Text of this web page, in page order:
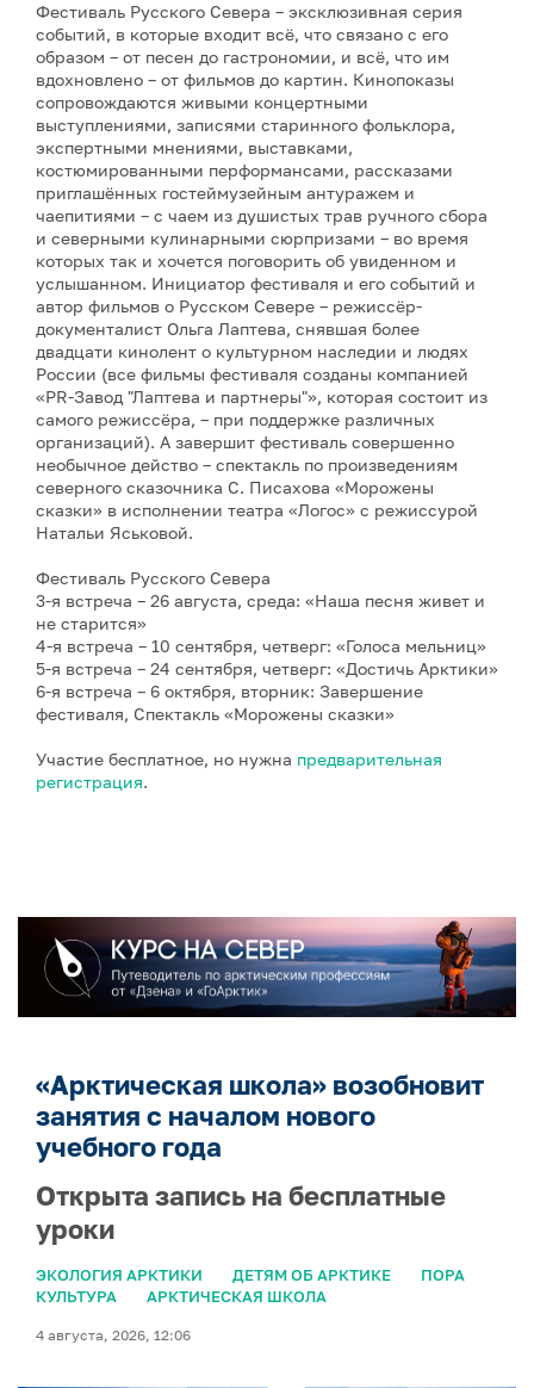
Фестиваль Русского Севера – эксклюзивная серия
событий, в которые входит всё, что связано с его
образом – от песен до гастрономии, и всё, что им
вдохновлено – от фильмов до картин. Кинопоказы
сопровождаются живыми концертными
выступлениями, записями старинного фольклора,
экспертными мнениями, выставками,
костюмированными перформансами, рассказами
приглашённых гостеймузейным антуражем и
чаепитиями – с чаем из душистых трав ручного сбора
и северными кулинарными сюрпризами – во время
которых так и хочется поговорить об увиденном и
услышанном. Инициатор фестиваля и его событий и
автор фильмов о Русском Севере – режиссёр-
документалист Ольга Лаптева, снявшая более
двадцати кинолент о культурном наследии и людях
России (все фильмы фестиваля созданы компанией
«PR-Завод "Лаптева и партнеры"», которая состоит из
самого режиссёра, – при поддержке различных
организаций). А завершит фестиваль совершенно
необычное действо – спектакль по произведениям
северного сказочника С. Писахова «Морожены
сказки» в исполнении театра «Логос» с режиссурой
Натальи Яськовой.
Фестиваль Русского Севера
3-я встреча – 26 августа, среда: «Наша песня живет и
не старится»
4-я встреча – 10 сентября, четверг: «Голоса мельниц»
5-я встреча – 24 сентября, четверг: «Достичь Арктики»
6-я встреча – 6 октября, вторник: Завершение
фестиваля, Спектакль «Морожены сказки»
Участие бесплатное, но нужна предварительная
регистрация.
«Арктическая школа» возобновит
занятия с началом нового
учебного года
Открыта запись на бесплатные
уроки
ЭКОЛОГИЯ АРКТИКИ ДЕТЯМ ОБ АРКТИКЕ
ПОРА
КУЛЬТУРА
АРКТИЧЕСКАЯ ШКОЛА
4 августа, 2026, 12:06